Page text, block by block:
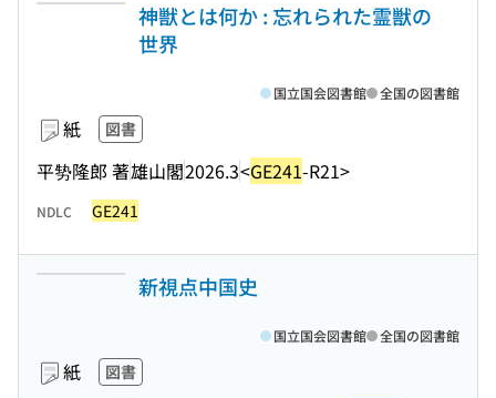
神獣とは何か : 忘れられた霊獣の
世界
紙 図書
平㔟隆郎 著雄山閣2026.3<GE241-R21>
国立国会図書館 全国の図書館
NDLC GE241
新視点中国史
紙 図書
国立国会図書館 全国の図書館